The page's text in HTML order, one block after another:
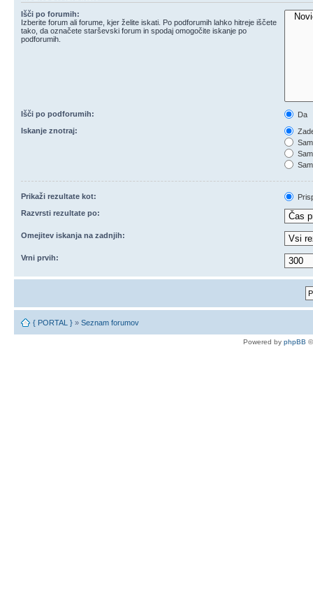
Išči po forumih:
Izberite forum ali forume, kjer želite iskati. Po podforumih lahko hitreje iščete
tako, da označete starševski forum in spodaj omogočite iskanje po
podforumih.
Išči po podforumih:
Da
Iskanje znotraj:
Prikaži rezultate kot:
Razvrsti rezultate po:
Omejitev iskanja na zadnjih:
Vrni prvih:
{ PORTAL } » Seznam forumov
Powered by phpBB